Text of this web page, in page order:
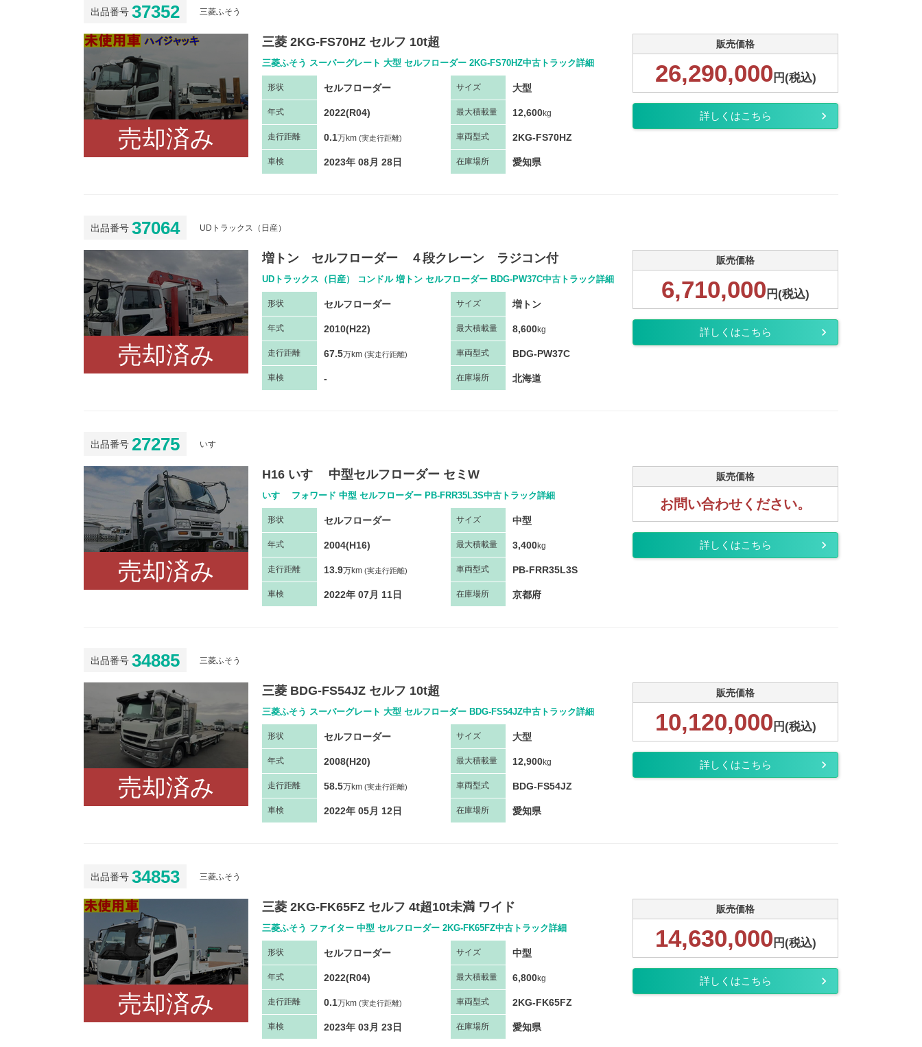
出品番号 37352 三菱ふそう
売却済み
三菱 2KG-FS70HZ セルフ 10t超
三菱ふそう スーパーグレート 大型 セルフローダー 2KG-FS70HZ中古トラック詳細
形状 セルフローダー サイズ 大型
年式 2022(R04) 最大積載量 12,600kg
走行距離 0.1万km (実走行距離) 車両型式 2KG-FS70HZ
車検 2023年 08月 28日 在庫場所 愛知県
販売価格
26,290,000 円(税込)
詳しくはこちら
出品番号 37064 UDトラックス（日産）
売却済み
増トン セルフローダー ４段クレーン ラジコン付
UDトラックス（日産） コンドル 増トン セルフローダー BDG-PW37C中古トラック詳細
形状 セルフローダー サイズ 増トン
年式 2010(H22) 最大積載量 8,600kg
走行距離 67.5万km (実走行距離) 車両型式 BDG-PW37C
車検 - 在庫場所 北海道
販売価格
6,710,000 円(税込)
詳しくはこちら
出品番号 27275 いすゞ
売却済み
H16 いすゞ 中型セルフローダー セミW
いすゞ フォワード 中型 セルフローダー PB-FRR35L3S中古トラック詳細
形状 セルフローダー サイズ 中型
年式 2004(H16) 最大積載量 3,400kg
走行距離 13.9万km (実走行距離) 車両型式 PB-FRR35L3S
車検 2022年 07月 11日 在庫場所 京都府
販売価格
お問い合わせください。
詳しくはこちら
出品番号 34885 三菱ふそう
売却済み
三菱 BDG-FS54JZ セルフ 10t超
三菱ふそう スーパーグレート 大型 セルフローダー BDG-FS54JZ中古トラック詳細
形状 セルフローダー サイズ 大型
年式 2008(H20) 最大積載量 12,900kg
走行距離 58.5万km (実走行距離) 車両型式 BDG-FS54JZ
車検 2022年 05月 12日 在庫場所 愛知県
販売価格
10,120,000 円(税込)
詳しくはこちら
出品番号 34853 三菱ふそう
売却済み
三菱 2KG-FK65FZ セルフ 4t超10t未満 ワイド
三菱ふそう ファイター 中型 セルフローダー 2KG-FK65FZ中古トラック詳細
形状 セルフローダー サイズ 中型
年式 2022(R04) 最大積載量 6,800kg
走行距離 0.1万km (実走行距離) 車両型式 2KG-FK65FZ
車検 2023年 03月 23日 在庫場所 愛知県
販売価格
14,630,000 円(税込)
詳しくはこちら